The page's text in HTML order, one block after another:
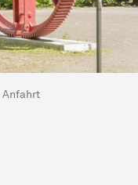
hier:
Anfahrt